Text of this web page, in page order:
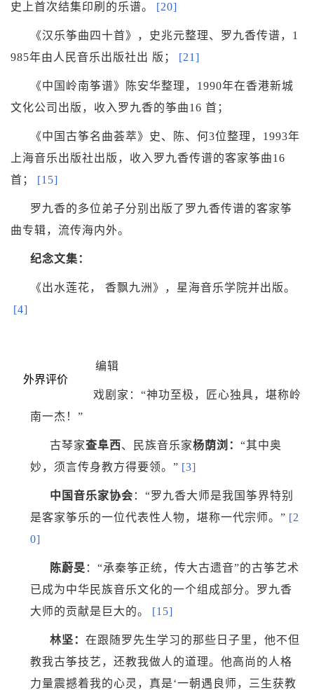
史上首次结集印刷的乐谱。
[20]
《汉乐筝曲四十首》，史兆元整理、罗九香传谱，1
985年由人民音乐出版社出 版；
[21]
《中国岭南筝谱》陈安华整理，1990年在香港新城
文化公司出版，收入罗九香的筝曲16 首；
《中国古筝名曲荟萃》史、陈、何3位整理，1993年
上海音乐出版社出版，收入罗九香传谱的客家筝曲16
首；
[15]
罗九香的多位弟子分别出版了罗九香传谱的客家筝
曲专辑，流传海内外。
纪念文集：
《出水莲花， 香飘九洲》，星海音乐学院并出版。
[4]
外界评价
编辑
戏剧家 ：“神功至极，匠心独具，堪称岭
南一杰！”
古琴家查阜西、民族音乐家杨荫浏： “其中奥
妙，须言传身教方得要领。” [3]
中国音乐家协会 ：“罗九香大师是我国筝界特别
是客家筝乐的一位代表性人物，堪称一代宗师。” [2
0]
陈蔚旻 ：“承秦筝正统，传大古遗音”的古筝艺术
已成为中华民族音乐文化的一个组成部分。罗九香
大师的贡献是巨大的。
[15]
林坚： 在跟随罗先生学习的那些日子里，他不但
教我古筝技艺，还教我做人的道理。他高尚的人格
力量震撼着我的心灵，真是‘一朝遇良师，三生获教